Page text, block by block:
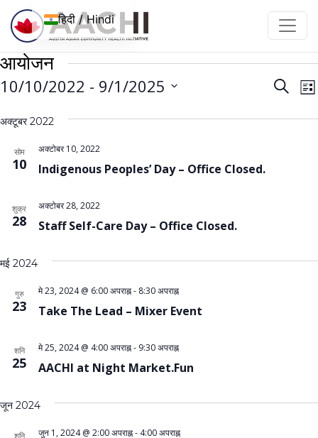
इसे छोड़कर सामग्री पर बढ़ने के लिए
आयोजन
खोज सूची
10/10/2022 - 9/1/2025
चुनें।
अक्टूबर 2022
सोम
10 Indigenous Peoples’ Day – Office Closed.
अक्टोबर 10, 2022
शुक्र
28 Staff Self-Care Day – Office Closed.
अक्टोबर 28, 2022
मई 2024
गुरु
23 Take The Lead – Mixer Event
मे 23, 2024 @ 6:00 अपराह्न- 8:30 अपराह्न
शनि
25 AACHI at Night Market.Fun
मे 25, 2024 @ 4:00 अपराह्न- 9:30 अपराह्न
जून 2024
शनि जुन 1, 2024 @ 2:00 अपराह्न- 4:00 अपराह्न
हिदी / Hindi